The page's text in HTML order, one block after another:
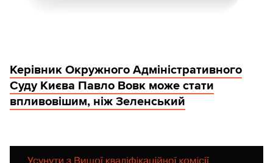
Керівник Окружного Адміністративного
Суду Києва Павло Вовк може стати
впливовішим, ніж Зеленський